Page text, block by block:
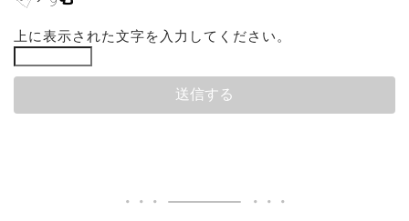
上に表示された文字を入力してください。